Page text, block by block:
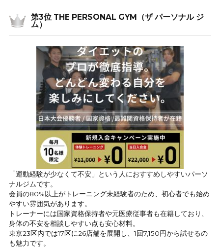
第3位 THE PERSONAL GYM（ザ パーソナル ジ
ム）
「運動経験が少なくて不安」という人におすすめしやすいパーソ
ナルジムです。
会員の80%以上がトレーニング未経験者のため、初心者でも始め
やすい雰囲気があります。
トレーナーには国家資格保持者や元医療従事者も在籍しており、
身体の不安を相談しやすい点も安心材料。
東京23区内では17区に26店舗を展開し、1回7,150円から試せるの
も魅力です。